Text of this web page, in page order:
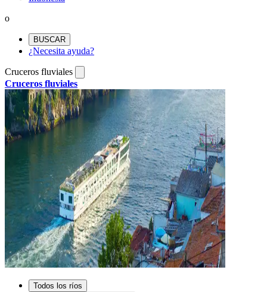
o
BUSCAR
¿Necesita ayuda?
Cruceros fluviales
Cruceros fluviales
Todos los ríos